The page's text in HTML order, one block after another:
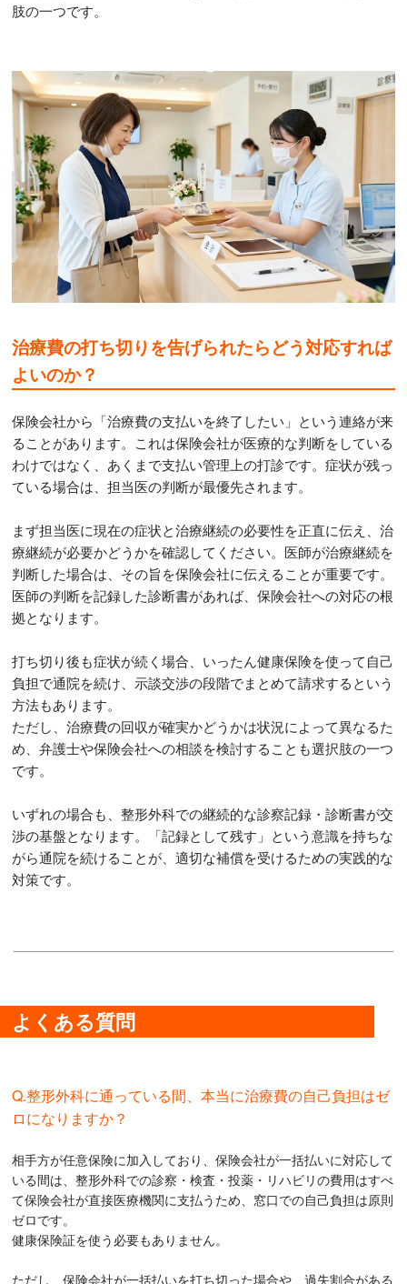
肢の一つです。
治療費の打ち切りを告げられたらどう対応すれば
よいのか？
保険会社から「治療費の支払いを終了したい」という連絡が来
ることがあります。これは保険会社が医療的な判断をしている
わけではなく、あくまで支払い管理上の打診です。症状が残っ
ている場合は、担当医の判断が最優先されます。
まず担当医に現在の症状と治療継続の必要性を正直に伝え、治
療継続が必要かどうかを確認してください。医師が治療継続を
判断した場合は、その旨を保険会社に伝えることが重要です。
医師の判断を記録した診断書があれば、保険会社への対応の根
拠となります。
打ち切り後も症状が続く場合、いったん健康保険を使って自己
負担で通院を続け、示談交渉の段階でまとめて請求するという
方法もあります。
ただし、治療費の回収が確実かどうかは状況によって異なるた
め、弁護士や保険会社への相談を検討することも選択肢の一つ
です。
いずれの場合も、整形外科での継続的な診察記録・診断書が交
渉の基盤となります。「記録として残す」という意識を持ちな
がら通院を続けることが、適切な補償を受けるための実践的な
対策です。
よくある質問
Q.整形外科に通っている間、本当に治療費の自己負担はゼ
ロになりますか？
相手方が任意保険に加入しており、保険会社が一括払いに対応して
いる間は、整形外科での診察・検査・投薬・リハビリの費用はすべ
て保険会社が直接医療機関に支払うため、窓口での自己負担は原則
ゼロです。
健康保険証を使う必要もありません。
ただし、保険会社が一括払いを打ち切った場合や、過失割合がある